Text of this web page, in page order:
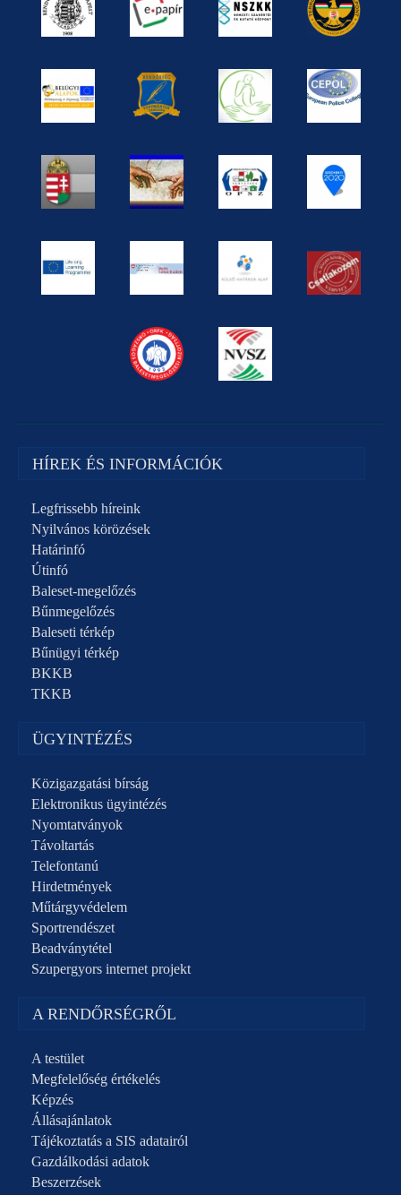
HÍREK ÉS INFORMÁCIÓK
Legfrissebb híreink
Nyilvános körözések
Határinfó
Útinfó
Baleset-megelőzés
Bűnmegelőzés
Baleseti térkép
Bűnügyi térkép
BKKB
TKKB
ÜGYINTÉZÉS
Közigazgatási bírság
Elektronikus ügyintézés
Nyomtatványok
Távoltartás
Telefontanú
Hirdetmények
Műtárgyvédelem
Sportrendészet
Beadványtétel
Szupergyors internet projekt
A RENDŐRSÉGRŐL
A testület
Megfelelőség értékelés
Képzés
Állásajánlatok
Tájékoztatás a SIS adatairól
Gazdálkodási adatok
Beszerzések